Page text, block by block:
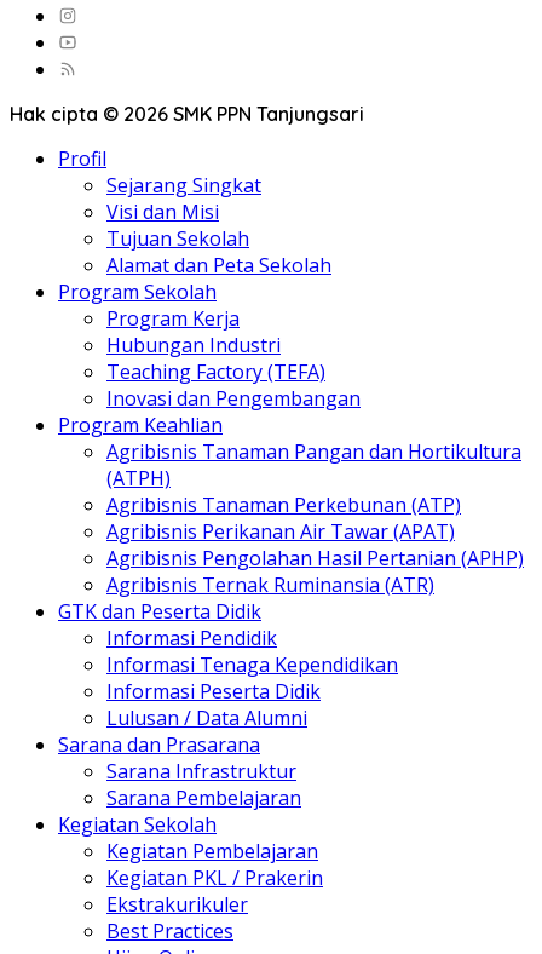
Hak cipta © 2026 SMK PPN Tanjungsari
Profil
Sejarang Singkat
Visi dan Misi
Tujuan Sekolah
Alamat dan Peta Sekolah
Program Sekolah
Program Kerja
Hubungan Industri
Teaching Factory (TEFA)
Inovasi dan Pengembangan
Program Keahlian
Agribisnis Tanaman Pangan dan Hortikultura
(ATPH)
Agribisnis Tanaman Perkebunan (ATP)
Agribisnis Perikanan Air Tawar (APAT)
Agribisnis Pengolahan Hasil Pertanian (APHP)
Agribisnis Ternak Ruminansia (ATR)
GTK dan Peserta Didik
Informasi Pendidik
Informasi Tenaga Kependidikan
Informasi Peserta Didik
Lulusan / Data Alumni
Sarana dan Prasarana
Sarana Infrastruktur
Sarana Pembelajaran
Kegiatan Sekolah
Kegiatan Pembelajaran
Kegiatan PKL / Prakerin
Ekstrakurikuler
Best Practices